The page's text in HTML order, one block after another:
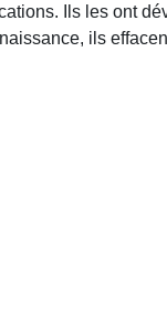
Ils les ont
ils